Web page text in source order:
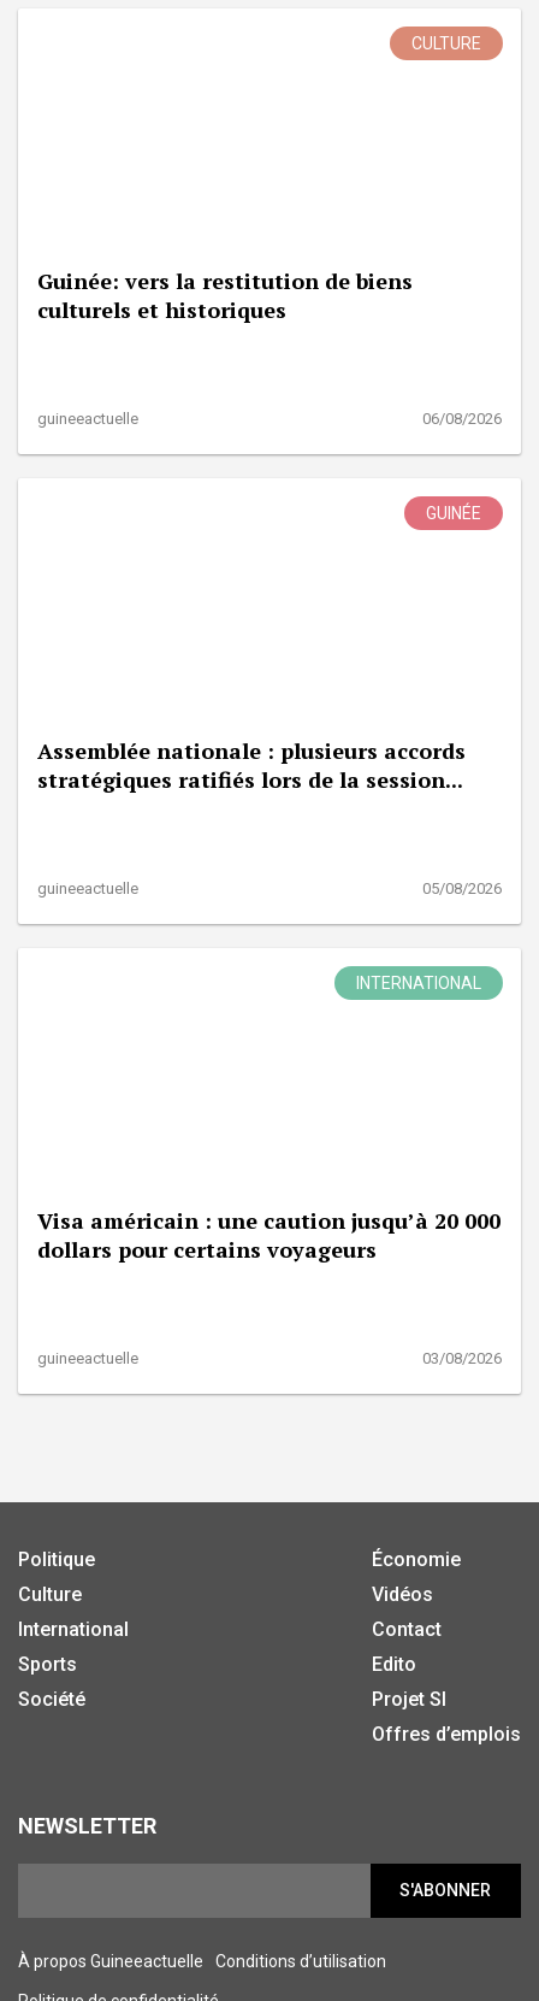
CULTURE
Guinée: vers la restitution de biens
culturels et historiques
guineeactuelle 06/08/2026
GUINÉE
Assemblée nationale : plusieurs accords
stratégiques ratifiés lors de la session...
guineeactuelle 05/08/2026
INTERNATIONAL
Visa américain : une caution jusqu’à 20 000
dollars pour certains voyageurs
guineeactuelle 03/08/2026
Politique
Culture
International
Sports
Société
Économie
Vidéos
Contact
Edito
Projet SI
Offres d’emplois
NEWSLETTER
S'ABONNER
À propos Guineeactuelle Conditions d’utilisation